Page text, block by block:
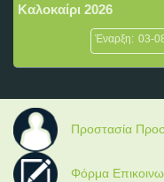
Καλοκαίρι 2026
Έναρξη: 03-
Προστασία
Φόρμα